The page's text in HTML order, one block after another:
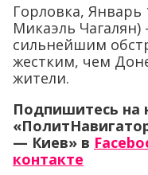
Горловка, Январь
Микаэль Чагалян)
сильнейшим
жестким, чем
жители.
Подпишитесь на
— Киев» в
контакте